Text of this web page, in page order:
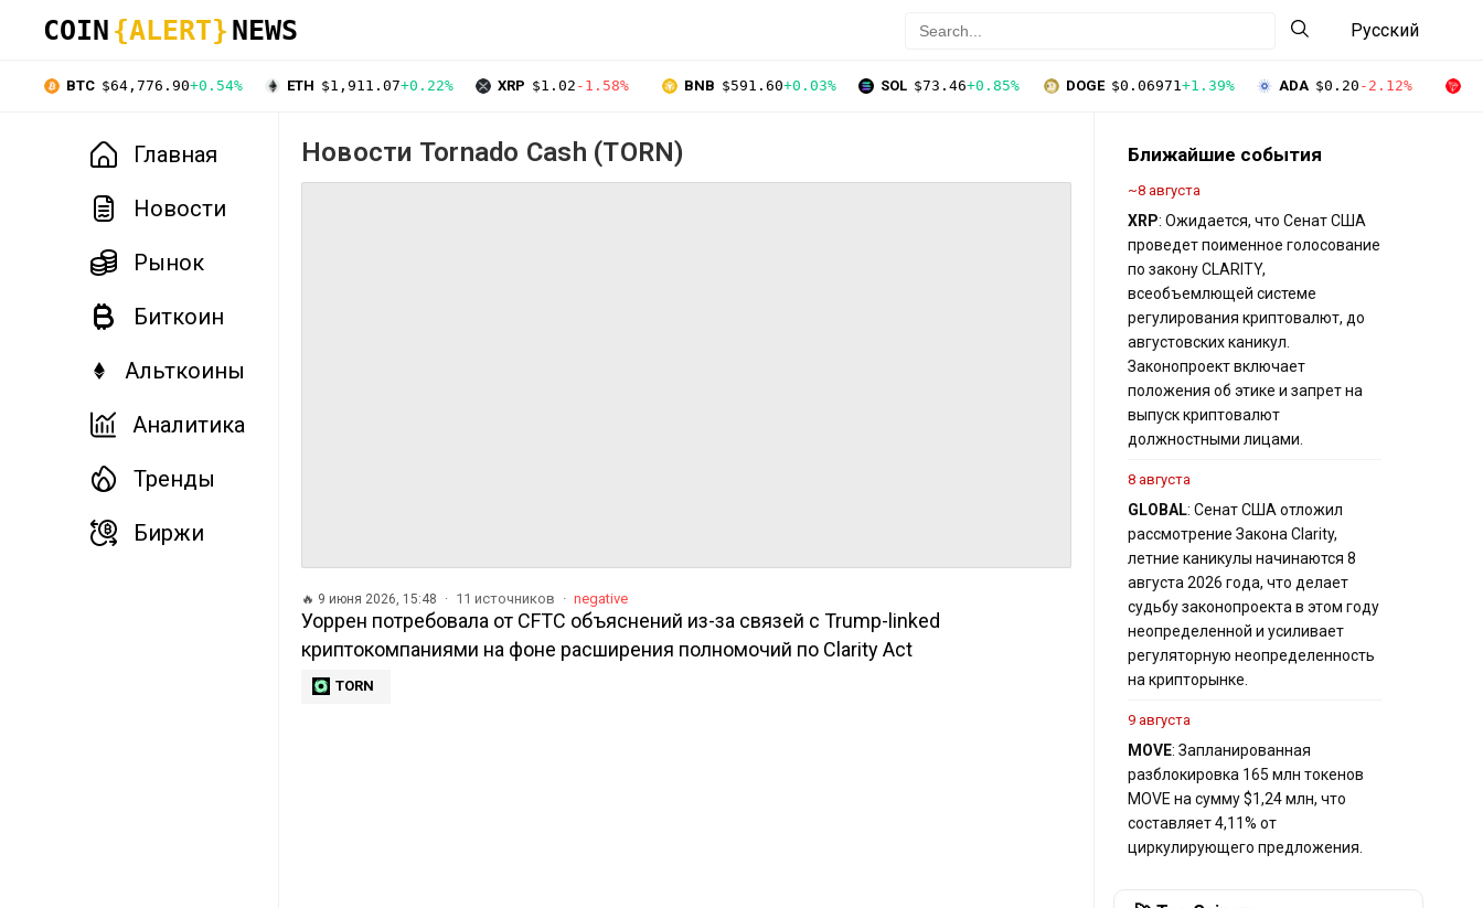
COIN {ALERT} NEWS Русский
BTC $64,776.90+0.54% ETH $1,911.07+0.22% XRP $1.02 -1.58% BNB $591.60+0.03% SOL $73.46+0.85% DOGE $0.06971+1.39% ADA $0.20 -2.12%
Главная
Новости
Рынок
Биткоин
Альткоины
Аналитика
Тренды
Биржи
Новости Tornado Cash (TORN)
🔥 9 июня 2026, 15:48 11 источников negative
Уоррен потребовала от CFTC объяснений из-за связей с Trump-linked
криптокомпаниями на фоне расширения полномочий по Clarity Act
TORN
Ближайшие события
~8 августа
XRP: Ожидается, что Сенат США
проведет поименное голосование
по закону CLARITY,
всеобъемлющей системе
регулирования криптовалют, до
августовских каникул.
Законопроект включает
положения об этике и запрет на
выпуск криптовалют
должностными лицами.
8 августа
GLOBAL: Сенат США отложил
рассмотрение Закона Clarity,
летние каникулы начинаются 8
августа 2026 года, что делает
судьбу законопроекта в этом году
неопределенной и усиливает
регуляторную неопределенность
на крипторынке.
9 августа
MOVE: Запланированная
разблокировка 165 млн токенов
MOVE на сумму $1,24 млн, что
составляет 4,11% от
циркулирующего предложения.